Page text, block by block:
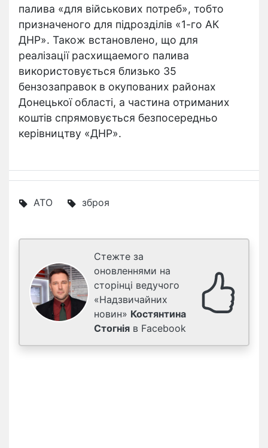
палива «для військових потреб», тобто
призначеного для підрозділів «1-го АК
ДНР». Також встановлено, що для
реалізації расхищаемого палива
використовується близько 35
бензозаправок в окупованих районах
Донецької області, а частина отриманих
коштів спрямовується безпосередньо
керівництву «ДНР».
АТО зброя
Стежте за
оновленнями на
сторінці ведучого
«Надзвичайних
новин» Костянтина
Стогнія в Facebook